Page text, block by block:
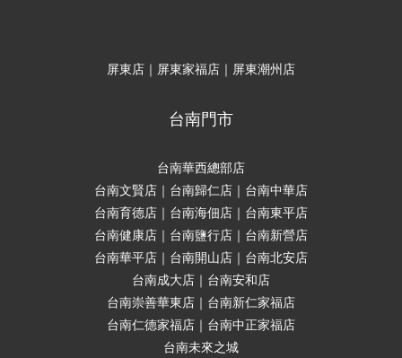
屏東店｜屏東家福店｜屏東潮州店
台南門市
台南華西總部店
台南文賢店｜台南歸仁店｜台南中華店
台南育德店｜台南海佃店｜台南東平店
台南健康店｜台南鹽行店｜台南新營店
台南華平店｜台南開山店｜台南北安店
台南成大店｜台南安和店
台南崇善華東店｜台南新仁家福店
台南仁德家福店｜台南中正家福店
台南未來之城